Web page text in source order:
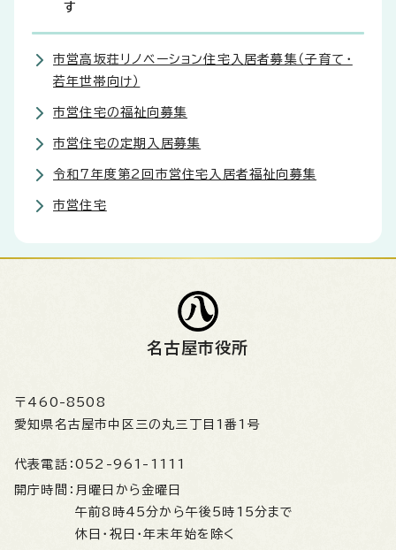
す
市営高坂荘リノベーション住宅入居者募集（子育て・
若年世帯向け）
市営住宅の福祉向募集
市営住宅の定期入居募集
令和7年度第2回市営住宅入居者福祉向募集
市営住宅
名古屋市役所
〒460-8508
愛知県名古屋市中区三の丸三丁目1番1号
代表電話： 052-961-1111
開庁時間： 月曜日から金曜日
午前8時45分から午後5時15分まで
休日・祝日・年末年始を除く